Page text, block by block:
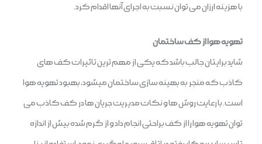
با هزینه ارزان می توان نسبت به اجرای آنها اقدام کرد.
تهویه هوا از کف ساختمان
شاید برایتان جالب باشد که یکی از مهم ترین تاثیرات کف های
کاذب که منجر به بهینه سازی ساختمان میشود، بهبود تهویه هوا
است. با رعایت روش ها و نکات مدیریت جریان ها در کف کاذب می
توان تهویه هوا را از کف براحتی انجام داد و از گرم شده بیش از اندازه